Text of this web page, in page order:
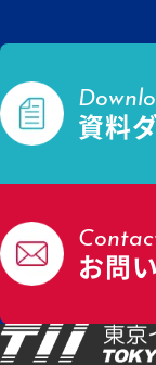
資料
お問